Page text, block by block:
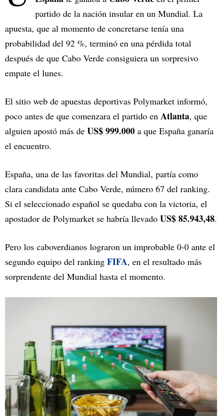
partido de la nación insular en un Mundial. La
apuesta, que al momento de concretarse tenía una
probabilidad del 92 %, terminó en una pérdida total
después de que Cabo Verde consiguiera un sorpresivo
empate el lunes.
El sitio web de apuestas deportivas Polymarket informó,
poco antes de que comenzara el partido en Atlanta, que
alguien apostó más de US$ 999.000 a que España ganaría
el encuentro.
España, una de las favoritas del Mundial, partía como
clara candidata ante Cabo Verde, número 67 del ranking.
Si el seleccionado español se quedaba con la victoria, el
apostador de Polymarket se habría llevado US$ 85.943,48.
Pero los caboverdianos lograron un improbable 0-0 ante el
segundo equipo del ranking FIFA, en el resultado más
sorprendente del Mundial hasta el momento.